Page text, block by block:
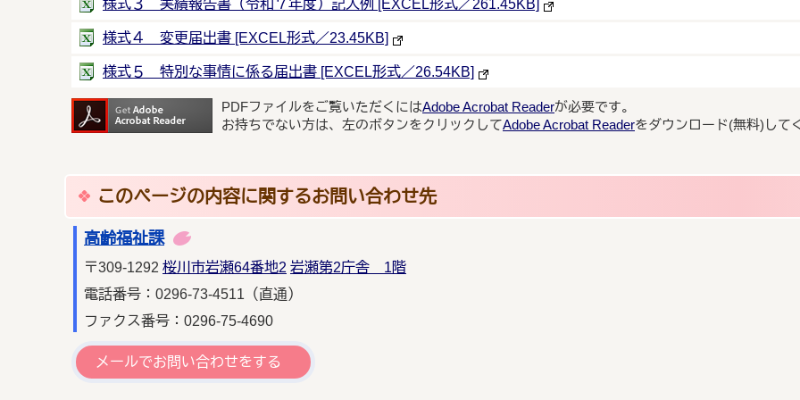
様式３ 実績報告書（令和７年度）記入例 [EXCEL形式／261.45KB]
様式４ 変更届出書 [EXCEL形式／23.45KB]
様式５ 特別な事情に係る届出書 [EXCEL形式／26.54KB]
PDFファイルをご覧いただくにはAdobe Acrobat Readerが必要です。
お持ちでない方は、左のボタンをクリックしてAdobe Acrobat Readerをダウンロード(無料)して
このページの内容に関するお問い合わせ先
高齢福祉課
〒309-1292 桜川市岩瀬64番地2 岩瀬第2庁舎 1階
電話番号：0296-73-4511（直通）
ファクス番号：0296-75-4690
メールでお問い合わせをする